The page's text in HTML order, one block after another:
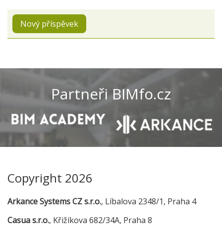
Nový příspěvek
Partneři BIMfo.cz
Copyright 2026
Arkance Systems CZ s.r.o., Líbalova 2348/1, Praha 4
Casua s.r.o., Křižíkova 682/34A, Praha 8